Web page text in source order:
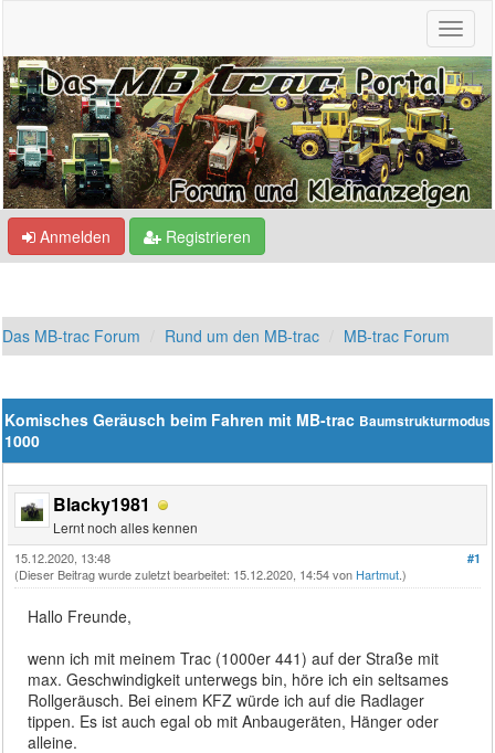
Anmelden Registrieren
Das MB-trac Forum Rund um den MB-trac MB-trac Forum
Baumstrukturmodus
Komisches Geräusch beim Fahren mit MB-trac
1000
Blacky1981
Lernt noch alles kennen
#1
15.12.2020, 13:48
(Dieser Beitrag wurde zuletzt bearbeitet: 15.12.2020, 14:54 von Hartmut.)
Hallo Freunde,
wenn ich mit meinem Trac (1000er 441) auf der Straße mit
max. Geschwindigkeit unterwegs bin, höre ich ein seltsames
Rollgeräusch. Bei einem KFZ würde ich auf die Radlager
tippen. Es ist auch egal ob mit Anbaugeräten, Hänger oder
alleine.